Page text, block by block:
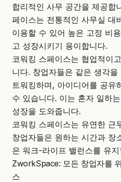
합리적인 사무 공간을 제공합
페이스는 전통적인 사무실 대
이용할 수 있어 높은 고정 비
고 성장시키기 용이합니다.
코워킹 스페이스는 협업적이
니다. 창업자들은 같은 생각
트워킹하며, 아이디어를 공유
수 있습니다. 이는 혼자 일하
성장을 도와줍니다.
코워킹 스페이스는 유연한 근
창업자들은 원하는 시간과 장
은 워크-라이프 밸런스를 유
ZworkSpace: 모든 창업자를
스